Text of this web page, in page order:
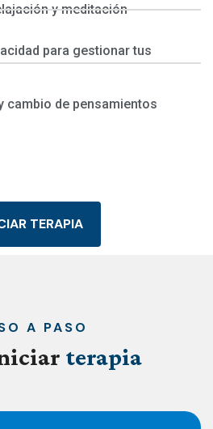
y meditación
para gestionar tus
cambio de pensamientos
TERAPIA
A PASO
terapia